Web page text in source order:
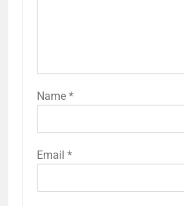
Name *
Email *